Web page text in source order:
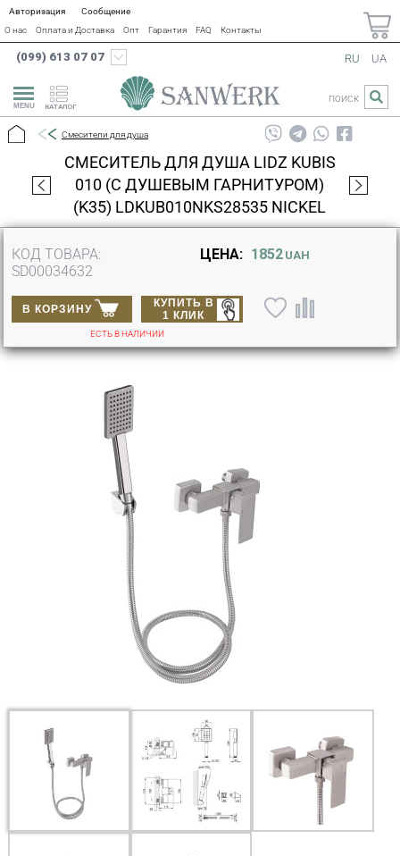
Авторизация
Сообщение
О нас
Оплата и Доставка Опт Гарантия FAQ Контакты
(099) 613 07 07
КАТАЛОГ
RU UA
ПОИСК
Смесители для душа
СМЕСИТЕЛЬ ДЛЯ ДУША LIDZ KUBIS
010 (С ДУШЕВЫМ ГАРНИТУРОМ)
(K35) LDKUB010NKS28535 NICKEL
КОД ТОВАРА:
SD00034632
ЦЕНА: 1852 UAH
В КОРЗИНУ
КУПИТЬ В
1 КЛИК
ЕСТЬ В НАЛИЧИИ